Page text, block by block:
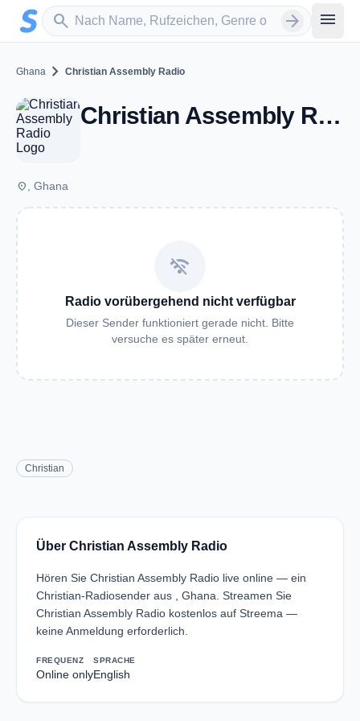
Zum Hauptinhalt springen
search
Sender suchen arrow_forward menu
Ghana chevron_right Christian Assembly Radio
Christian Assembly Radio
place , Ghana
wifi_off
Radio vorübergehend nicht verfügbar
Dieser Sender funktioniert gerade nicht. Bitte
versuche es später erneut.
Christian
Über Christian Assembly Radio
Hören Sie Christian Assembly Radio live online — ein
Christian-Radiosender aus , Ghana. Streamen Sie
Christian Assembly Radio kostenlos auf Streema —
keine Anmeldung erforderlich.
FREQUENZ
Online only
SPRACHE
English